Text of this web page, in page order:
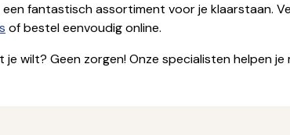
fantastisch assortiment voor je klaarstaan.
of bestel eenvoudig online.
wilt? Geen zorgen! Onze specialisten helpen